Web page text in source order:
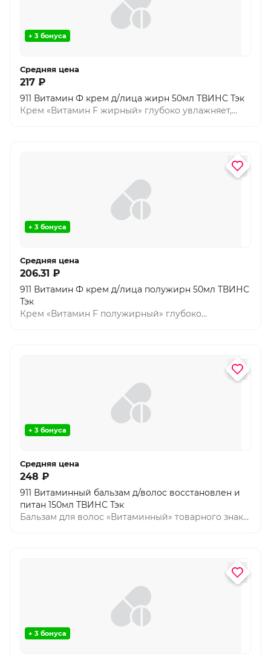
+ 3 бонуса
Средняя цена
217 ₽
911 Витамин Ф крем д/лица жирн 50мл ТВИНС Тэк
Крем «Витамин F жирный» глубоко увлажняет,
(кожный пребиотик), регулирует баланс кожи.
Крем предназначен для ухода за кожей лица, рук и
+ 3 бонуса
Средняя цена
206.31 ₽
911 Витамин Ф крем д/лица полужирн 50мл ТВИНС
Тэк
Крем «Витамин F полужирный» глубоко
БИОЛИН (кожный пребиотик), регулирует баланс
кожи. Крем предназначен для ухода за кожей
+ 3 бонуса
Средняя цена
248 ₽
911 Витаминный бальзам д/волос восстановлен и
питан 150мл ТВИНС Тэк
Бальзам для волос «Витаминный» товарного знака
микроэлементами. Восстанавливает волосы по
всей длине, укрепляет, возвращает волосам блеск
волос, снабжая волосяные фолликулы
кислородом. Отвечает за образование пигмента в
волосах, предотвращает раннее появление
+ 3 бонуса